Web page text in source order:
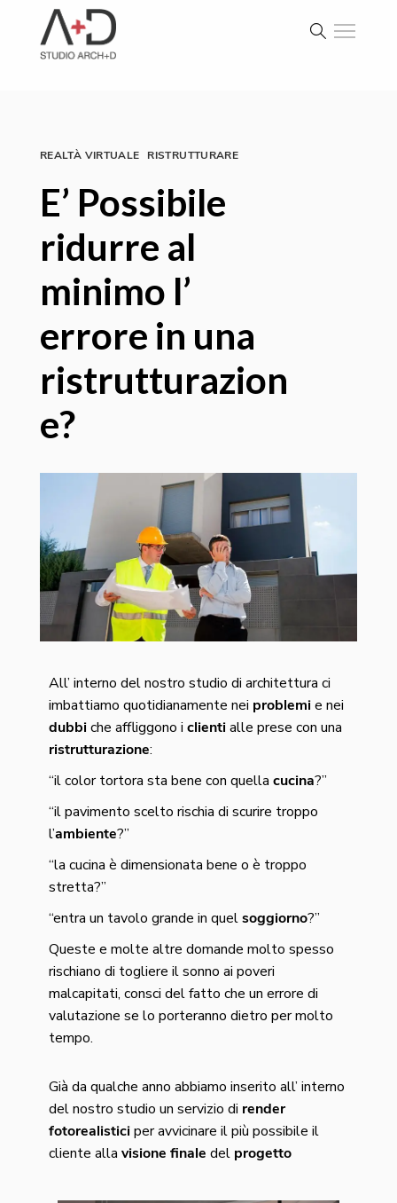
REALTÀ VIRTUALE RISTRUTTURARE
E’ Possibile
ridurre al
minimo l’
errore in una
ristrutturazion
e?
All’ interno del nostro studio di architettura ci
imbattiamo quotidianamente nei problemie nei
dubbiche affliggono i clientialle prese con una
ristrutturazione:
“il color tortora sta bene con quella cucina?”
“il pavimento scelto rischia di scurire troppo
l’ambiente?”
“la cucina è dimensionata bene o è troppo
stretta?”
“entra un tavolo grande in quelsoggiorno?”
Queste e molte altre domande molto spesso
rischiano di togliere il sonno ai poveri
malcapitati, consci del fatto che un errore di
valutazione se lo porteranno dietro per molto
tempo.
Già da qualche anno abbiamo inserito all’ interno
del nostro studio un servizio di render
fotorealisticiper avvicinare il più possibile il
cliente alla visione finale del progetto